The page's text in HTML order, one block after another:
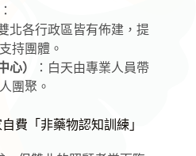
北各行政區皆有佈建，提
持團體。
心）
：白天由專業人員帶
團聚。
費「非藥物認知訓練」